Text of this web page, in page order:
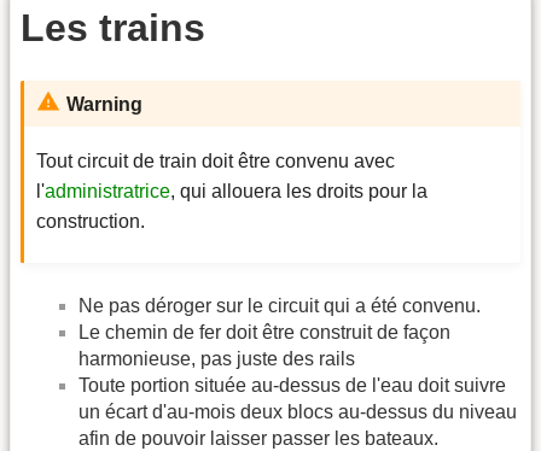
Les trains
Warning
Tout circuit de train doit être convenu avec
l'administratrice, qui allouera les droits pour la
construction.
Ne pas déroger sur le circuit qui a été convenu.
Le chemin de fer doit être construit de façon
harmonieuse, pas juste des rails
Toute portion située au-dessus de l'eau doit suivre
un écart d'au-mois deux blocs au-dessus du niveau
afin de pouvoir laisser passer les bateaux.